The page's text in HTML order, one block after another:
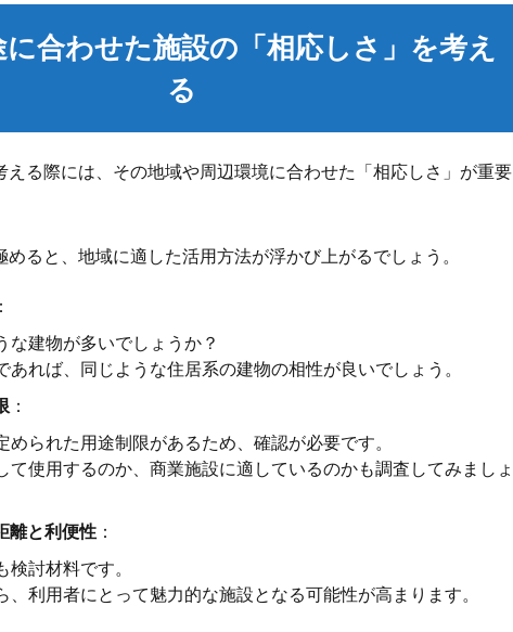
合わせた施設の「相応しさ」を考え
る
える際には、その地域や周辺環境に合わせた「相応しさ」が重要
ると、地域に適した活用方法が浮かび上がるでしょう。
：
な建物が多いでしょうか？
あれば、同じような住居系の建物の相性が良いでしょう。
：
められた用途制限があるため、確認が必要です。
て使用するのか、商業施設に適しているのかも調査してみましょ
離と利便性 ：
討材料です。
、利用者にとって魅力的な施設となる可能性が高まります。